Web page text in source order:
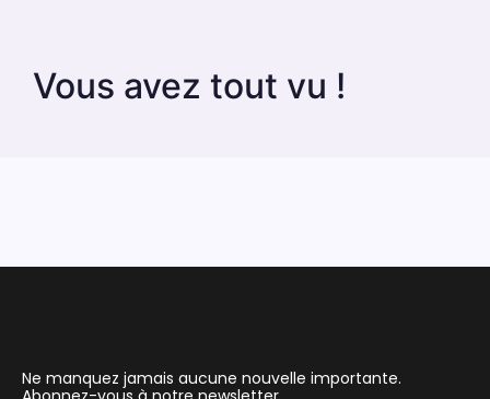
Vous avez tout vu !
Ne manquez jamais aucune nouvelle importante.